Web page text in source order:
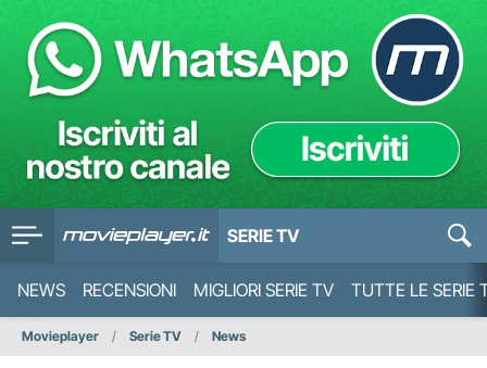
SERIE TV
NEWS RECENSIONI MIGLIORI SERIE TV TUTTE LE SERIE
Movieplayer Serie TV News